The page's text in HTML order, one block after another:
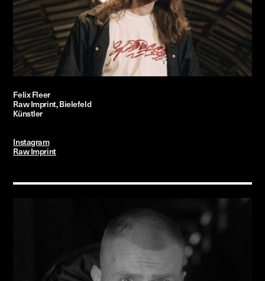
Felix Fleer
Raw Imprint, Bielefeld
Künstler
Instagram
Raw Imprint